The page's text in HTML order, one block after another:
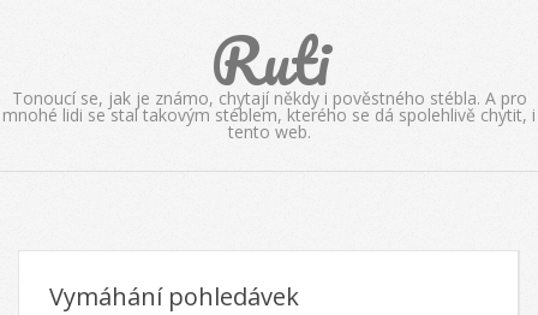
Ruti
Tonoucí se, jak je známo, chytají někdy i pověstného stébla. A pro
mnohé lidi se stal takovým stéblem, kterého se dá spolehlivě chytit, i
tento web.
Vymáhání pohledávek